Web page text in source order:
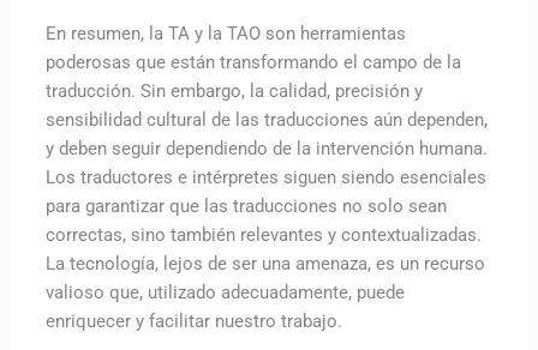
En resumen, la TA y la TAO son herramientas
poderosas que están transformando el campo de la
traducción. Sin embargo, la calidad, precisión y
sensibilidad cultural de las traducciones aún dependen,
y deben seguir dependiendo de la intervención humana.
Los traductores e intérpretes siguen siendo esenciales
para garantizar que las traducciones no solo sean
correctas, sino también relevantes y contextualizadas.
La tecnología, lejos de ser una amenaza, es un recurso
valioso que, utilizado adecuadamente, puede
enriquecer y facilitar nuestro trabajo.